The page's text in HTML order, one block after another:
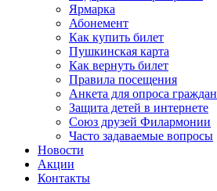
Ярмарка
Абонемент
Как купить билет
Пушкинская карта
Как вернуть билет
Правила посещения
Анкета для опроса граждан
Защита детей в интернете
Союз друзей Филармонии
Часто задаваемые вопросы
Новости
Акции
Контакты